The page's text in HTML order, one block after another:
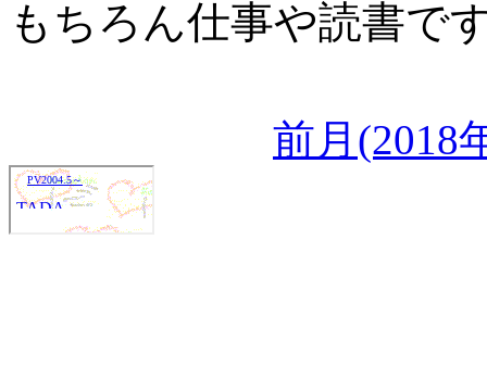
もちろん仕事や読書で
前月(2018